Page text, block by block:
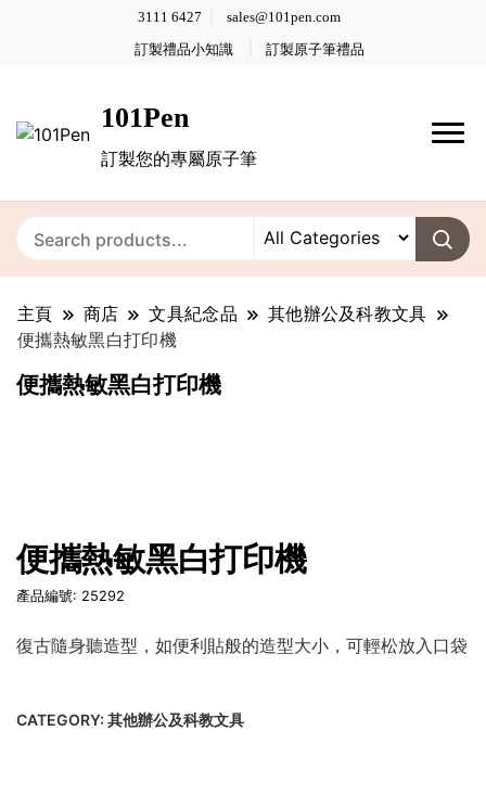
3111 6427 sales@101pen.com
訂製禮品小知識 訂製原子筆禮品
101Pen
訂製您的專屬原子筆
主頁 商店 文具紀念品
其他辦公及科教文具
便攜熱敏黑白打印機
便攜熱敏黑白打印機
便攜熱敏黑白打印機
產品編號: 25292
復古隨身聽造型，如便利貼般的造型大小，可輕松放入口袋
CATEGORY: 其他辦公及科教文具